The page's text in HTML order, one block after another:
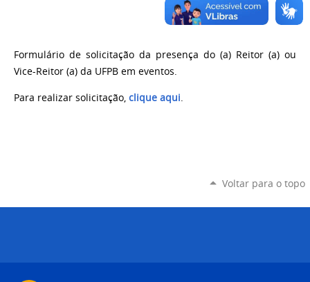
Formulário de solicitação da presença do (a) Reitor (a) ou
Vice-Reitor (a) da UFPB em eventos.
Para realizar solicitação, clique aqui.
Voltar para o topo